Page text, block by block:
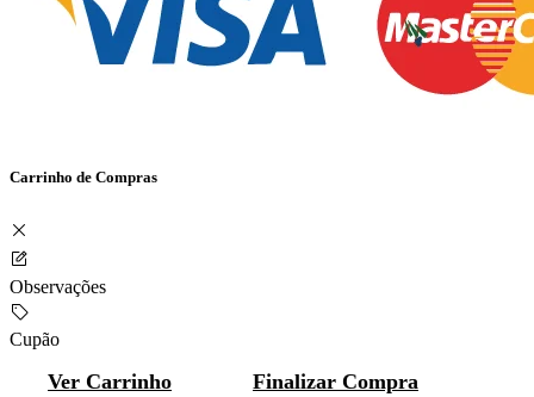
Carrinho de Compras
Observações
Cupão
Ver Carrinho Finalizar Compra